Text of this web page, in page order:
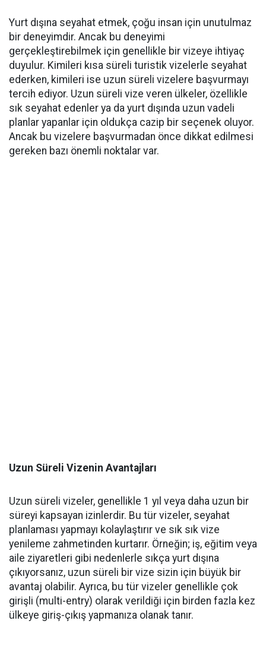
Yurt dışına seyahat etmek, çoğu insan için unutulmaz
bir deneyimdir. Ancak bu deneyimi
gerçekleştirebilmek için genellikle bir vizeye ihtiyaç
duyulur. Kimileri kısa süreli turistik vizelerle seyahat
ederken, kimileri ise uzun süreli vizelere başvurmayı
tercih ediyor. Uzun süreli vize veren ülkeler, özellikle
sık seyahat edenler ya da yurt dışında uzun vadeli
planlar yapanlar için oldukça cazip bir seçenek oluyor.
Ancak bu vizelere başvurmadan önce dikkat edilmesi
gereken bazı önemli noktalar var.
Uzun Süreli Vizenin Avantajları
Uzun süreli vizeler, genellikle 1 yıl veya daha uzun bir
süreyi kapsayan izinlerdir. Bu tür vizeler, seyahat
planlaması yapmayı kolaylaştırır ve sık sık vize
yenileme zahmetinden kurtarır. Örneğin; iş, eğitim veya
aile ziyaretleri gibi nedenlerle sıkça yurt dışına
çıkıyorsanız, uzun süreli bir vize sizin için büyük bir
avantaj olabilir. Ayrıca, bu tür vizeler genellikle çok
girişli (multi-entry) olarak verildiği için birden fazla kez
ülkeye giriş-çıkış yapmanıza olanak tanır.